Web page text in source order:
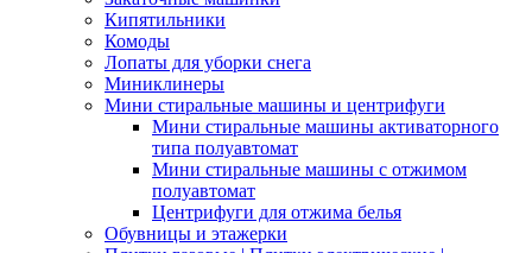
Кипятильники
Комоды
Лопаты для уборки снега
Миниклинеры
Мини стиральные машины и центрифуги
Мини стиральные машины активаторного
типа полуавтомат
Мини стиральные машины с отжимом
полуавтомат
Центрифуги для отжима белья
Обувницы и этажерки